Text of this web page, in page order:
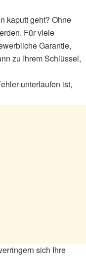
kaputt geht? Ohne
Für viele
Garantie,
zu Ihrem Schlüssel,
unterlaufen ist,
sich Ihre